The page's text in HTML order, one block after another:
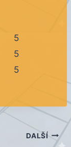
5
5
5
DALŠÍ